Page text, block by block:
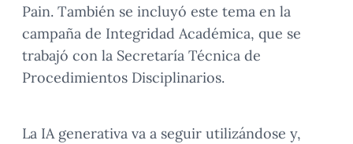
Pain. También se incluyó este tema en la
campaña de Integridad Académica, que se
trabajó con la Secretaría Técnica de
Procedimientos Disciplinarios.
La IA generativa va a seguir utilizándose y,